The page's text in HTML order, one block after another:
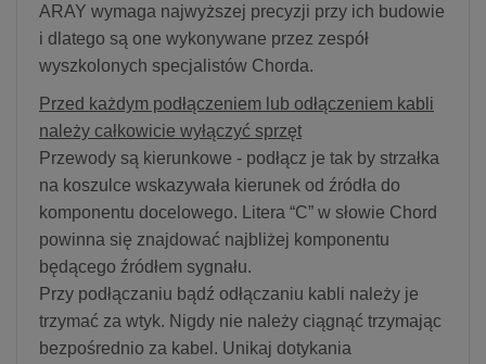
ARAY wymaga najwyższej precyzji przy ich budowie
i dlatego są one wykonywane przez zespół
wyszkolonych specjalistów Chorda.
Przed każdym podłączeniem lub odłączeniem kabli
należy całkowicie wyłączyć sprzęt
Przewody są kierunkowe - podłącz je tak by strzałka
na koszulce wskazywała kierunek od źródła do
komponentu docelowego. Litera “C” w słowie Chord
powinna się znajdować najbliżej komponentu
będącego źródłem sygnału.
Przy podłączaniu bądź odłączaniu kabli należy je
trzymać za wtyk. Nigdy nie należy ciągnąć trzymając
bezpośrednio za kabel. Unikaj dotykania